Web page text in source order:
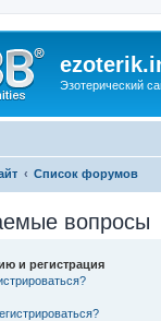
Эзотерический
Список форумов
вопросы
и регистрация